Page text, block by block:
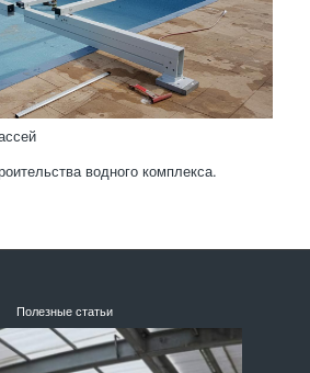
водного комплекса.
Полезные статьи